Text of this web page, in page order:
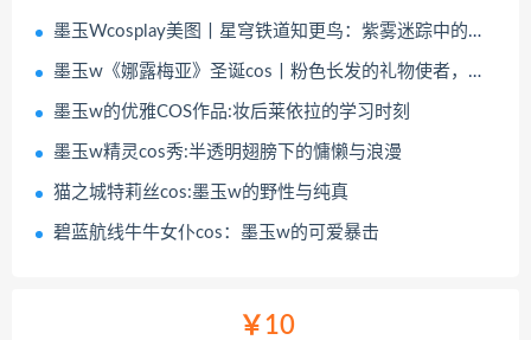
墨玉Wcosplay美图丨星穹铁道知更鸟：紫雾迷踪中的星穹幻境
墨玉w《娜露梅亚》圣诞cos丨粉色长发的礼物使者，温暖暴击
墨玉w的优雅COS作品:妆后莱依拉的学习时刻
墨玉w精灵cos秀:半透明翅膀下的慵懒与浪漫
猫之城特莉丝cos:墨玉w的野性与纯真
碧蓝航线牛牛女仆cos：墨玉w的可爱暴击
￥10